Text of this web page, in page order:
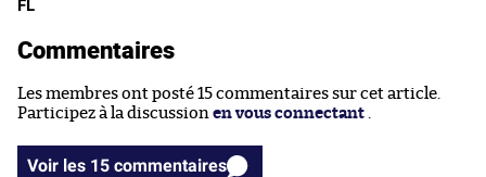
FL
Commentaires
Les membres ont posté 15 commentaires sur cet article.
Participez à la discussion en vous connectant
Voir les 15 commentaires